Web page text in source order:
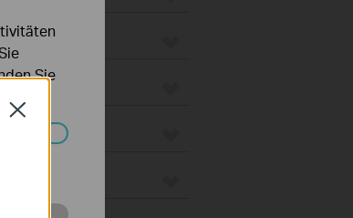
Close
Sie